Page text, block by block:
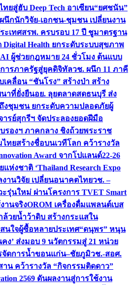
ยสู่ฮับ Deep Tech อาเซียน“ยศชนัน”
ผนึกนักวิจัย-เอกชน-ชุมชน เปลี่ยนงาน
ะเทศสรพ. ครบรอบ 17 ปี ชูมาตรฐาน
Health ยกระดับระบบสุขภาพ
ผู้ช่วยกฎหมาย 24 ชั่วโมง ต้นแบบ
ารภาครัฐสู่ยุคดิจิทัลวช. ผนึก 11 ภาคี
เคลื่อน “ชันโรง” สร้างป่า สร้าง
าที่ยั่งยืนอย. ลุยตลาดสดธนบุรี ส่ง
งชุมชน ยกระดับความปลอดภัยผู้
รย์สุกรีฯ จัดประลองยอดฝีมือ
รองฯ ภาคกลาง ชิงถ้วยพระราช
ทยสร้างชื่อบนเวทีโลก คว้ารางวัล
Award จากโปแลนด์22-26
ห่งชาติ ‘Thailand Research Expo
งานวิจัย เปลี่ยนอนาคตไทยวช. –
รุ่นใหม่ ผ่านโครงการ TVET Smart
านจริงOROM เครื่องดื่มแพลนต์เบส
วยน้ำว้าดิบ สร้างกระแสใน
นใจผู้ซื้อหลายประเทศ“ดนุพร” หนุน
ง’ ส่งมอบ 9 นวัตกรรมสู่ 21 หน่วย
จัดการน้ำขอนแก่น–ชัยภูมิวช.-สอศ.
น คว้ารางวัล “กิจกรรมติดดาว”
2569 ดันผลงานสู่การใช้งาน